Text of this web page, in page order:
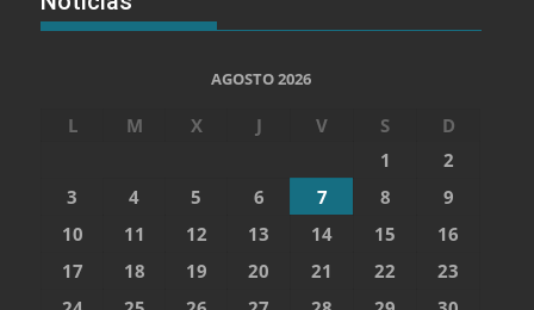
AGOSTO 2026
L M X J V S
D
1
2
3
4 5 6 7 8
9
10
11 12 13 14 15
16
17
18 19 20 21 22
23